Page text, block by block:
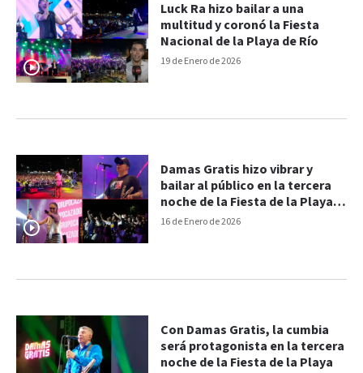
19 de Enero de 2026
Luck Ra hizo bailar a una
multitud y coronó la Fiesta
Nacional de la Playa de Río
16 de Enero de 2026
Damas Gratis hizo vibrar y
bailar al público en la tercera
noche de la Fiesta de la Playa
de Río
Con Damas Gratis, la cumbia
será protagonista en la tercera
noche de la Fiesta de la Playa